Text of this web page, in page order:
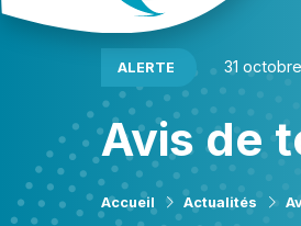
ALERTE 31
Avis de
Accueil Actualités